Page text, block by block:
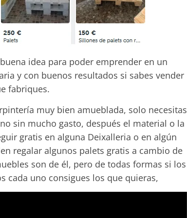
idea para poder emprender en un
y con buenos resultados si sabes vender
fabriques.
muy bien amueblada, solo necesitas
sin mucho gasto, después el material o la
gratis en alguna Deixalleria o en algún
regalar algunos palets gratis a cambio de
son de él, pero de todas formas si los
cada uno consigues los que quieras,